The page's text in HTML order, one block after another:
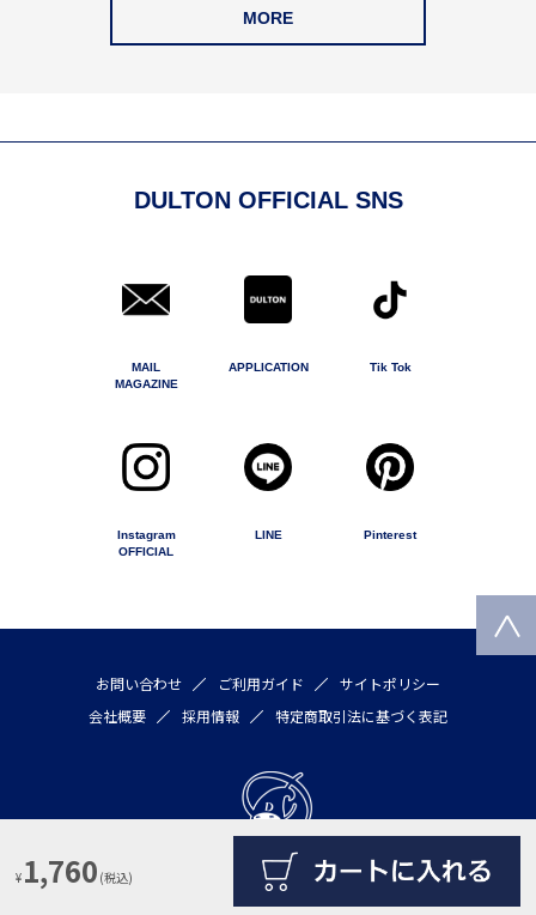
¥ 1,760 (税込)
MORE
DULTON OFFICIAL SNS
MAIL
MAGAZINE
APPLICATION Tik Tok
Instagram
OFFICIAL
LINE Pinterest
お問い合わせ ご利用ガイド
サイトポリシー
会社概要
採用情報 特定商取引法に基づく表記
Copyright © 2020 by DULTON COMPANY LIMITED All rights reserved